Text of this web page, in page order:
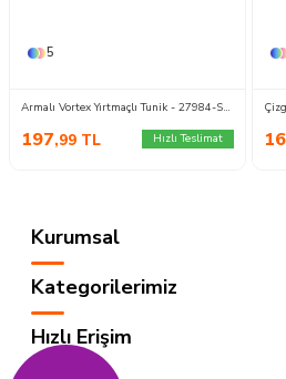
5
Armalı Vortex Yırtmaçlı Tunik - 27984-SIYAH
197,99 TL Hızlı Teslimat
Kurumsal
Kategorilerimiz
Hızlı Erişim